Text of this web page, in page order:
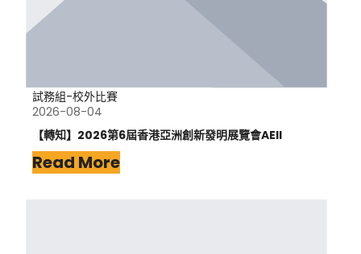
試務組-校外比賽
2026-08-04
【轉知】2026第6屆香港亞洲創新發明展覽會AEII
Read More